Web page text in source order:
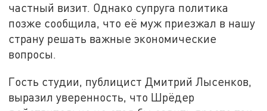
частный визит. Однако супруга политика
позже сообщила, что её муж приезжал в нашу
страну решать важные экономические
вопросы.
Гость студии, публицист Дмитрий Лысенков,
выразил уверенность, что Шрёдер